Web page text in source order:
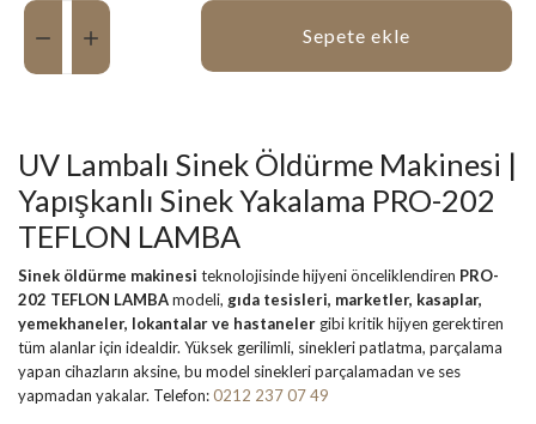
Miktar:
Sepete ekle
UV Lambalı Sinek Öldürme Makinesi |
Yapışkanlı Sinek Yakalama PRO-202
TEFLON LAMBA
Sinek öldürme makinesi teknolojisinde hijyeni önceliklendiren PRO-
202 TEFLON LAMBAmodeli, gıda tesisleri, marketler, kasaplar,
yemekhaneler, lokantalar ve hastaneler gibi kritik hijyen gerektiren
tüm alanlar için idealdir. Yüksek gerilimli, sinekleri patlatma, parçalama
yapan cihazların aksine, bu model sinekleri parçalamadan ve ses
yapmadan yakalar. Telefon:0212 237 07 49